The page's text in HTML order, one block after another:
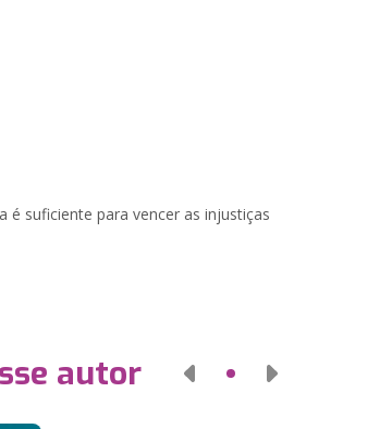
é suficiente para vencer as injustiças
autor